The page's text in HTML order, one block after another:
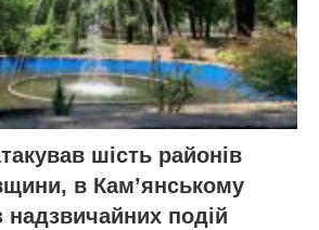
шість районів
в Кам’янському
подій